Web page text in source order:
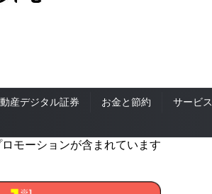
産デジタル証券 お金と節約 サービス
モーションが含まれています